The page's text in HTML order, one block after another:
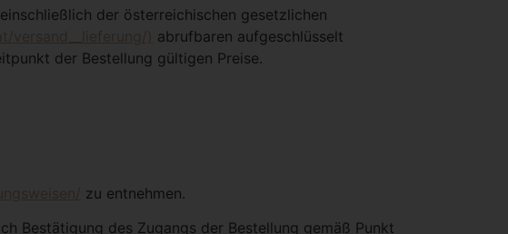
der österreichischen gesetzlichen
abrufbaren aufgeschlüsselt
der Bestellung gültigen Preise.
zu entnehmen.
Bestätigung des Zugangs der Bestellung gemäß Punkt